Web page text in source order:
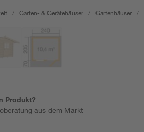
/ Garten- & Gerätehäuser / Gartenhäuser /
Produkt?
aus dem Markt